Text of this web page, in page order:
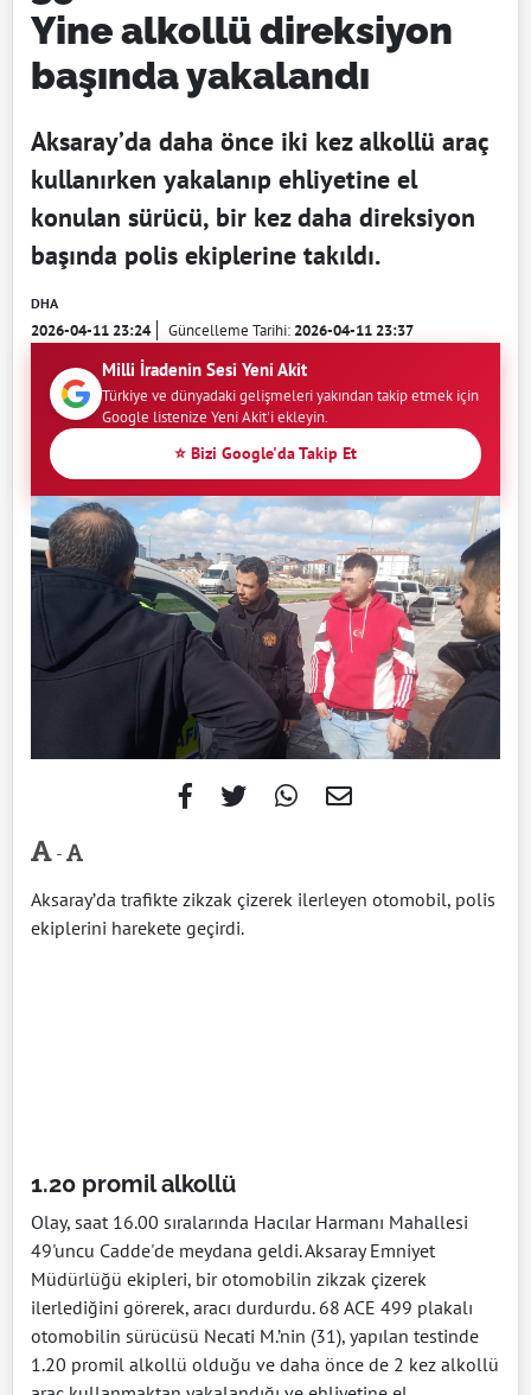
Yine alkollü direksiyon
başında yakalandı
Aksaray’da daha önce iki kez alkollü araç
kullanırken yakalanıp ehliyetine el
konulan sürücü, bir kez daha direksiyon
başında polis ekiplerine takıldı.
DHA
2026-04-11 23:24 Güncelleme Tarihi:2026-04-11 23:37
Milli İradenin Sesi Yeni Akit
Türkiye ve dünyadaki gelişmeleri yakından takip etmek için
Google listenize Yeni Akit'i ekleyin.
⭐ Bizi Google'da Takip Et
-
Aksaray’da trafikte zikzak çizerek ilerleyen otomobil, polis
ekiplerini harekete geçirdi.
1.20 promil alkollü
Olay, saat 16.00 sıralarında Hacılar Harmanı Mahallesi
49'uncu Cadde'de meydana geldi. Aksaray Emniyet
Müdürlüğü ekipleri, bir otomobilin zikzak çizerek
ilerlediğini görerek, aracı durdurdu. 68 ACE 499 plakalı
otomobilin sürücüsü Necati M.’nin (31), yapılan testinde
1.20 promil alkollü olduğu ve daha önce de 2 kez alkollü